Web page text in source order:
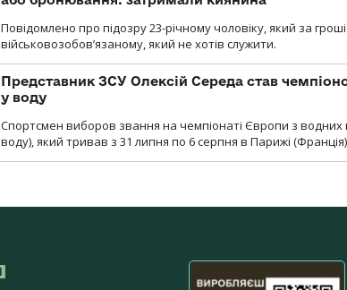
Повідомлено про підозру 23-річному чоловіку, який за
військовозобов’язаному, який не хотів служити.
Представник ЗСУ Олексій Середа став
у воду
Спортсмен виборов звання на чемпіонаті Європи з водних
воду), який тривав з 31 липня по 6 серпня в Парижі